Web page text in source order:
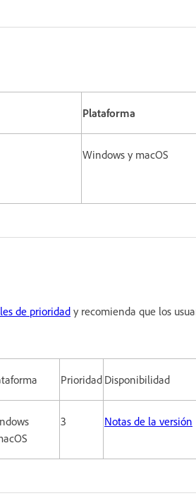
Plataforma
Windows y macOS
de prioridad y recomienda que los
Prioridad Disponibilidad
3 Notas de la versión